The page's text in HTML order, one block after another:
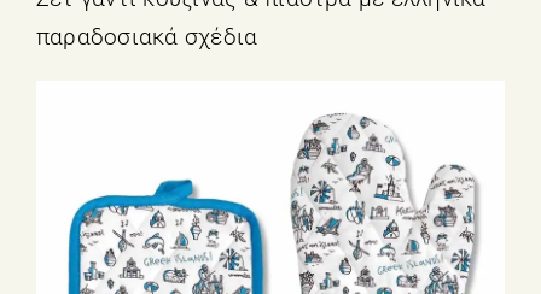
ΒΙΒΛΙΑ
ΣΧΕΤΙΚΑ ΜΕ ΕΜΑΣ
παραδοσιακά σχέδια